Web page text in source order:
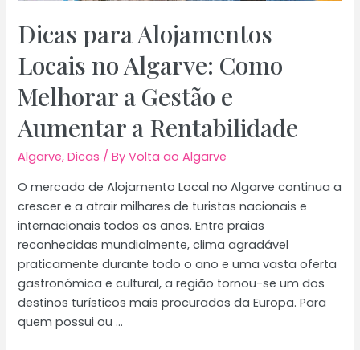
Dicas para Alojamentos
Locais no Algarve: Como
Melhorar a Gestão e
Aumentar a Rentabilidade
Algarve,Dicas / ByVolta ao Algarve
O mercado de Alojamento Local no Algarve continua a
crescer e a atrair milhares de turistas nacionais e
internacionais todos os anos. Entre praias
reconhecidas mundialmente, clima agradável
praticamente durante todo o ano e uma vasta oferta
gastronómica e cultural, a região tornou-se um dos
destinos turísticos mais procurados da Europa. Para
quem possui ou …